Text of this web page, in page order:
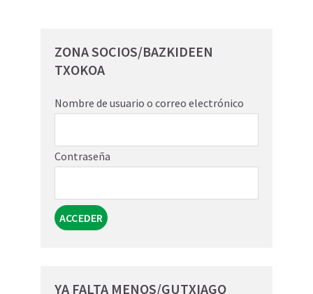
ZONA SOCIOS/BAZKIDEEN
TXOKOA
Nombre de usuario o correo electrónico
Contraseña
YA FALTA MENOS/GUTXIAGO